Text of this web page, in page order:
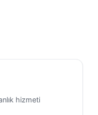
hizmeti